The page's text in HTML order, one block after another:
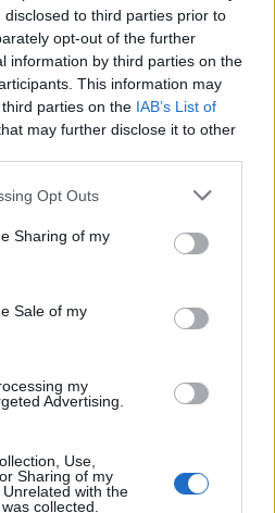
to third parties prior to
opt-out of the further
information by third parties on the
This information may
parties on the IAB’s List of
may further disclose it to other
Opt Outs
Sharing of my
Sale of my
my
Advertising.
Use,
Sharing of my
with the
collected.
desees sobre El Parque o